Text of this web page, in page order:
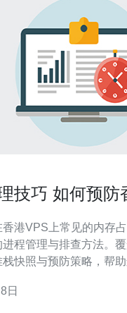
技巧 如何预防
港VPS上常见的内存占
程管理与排查方法。
快照与预防策略，帮
区别 首先要区分“高内
日